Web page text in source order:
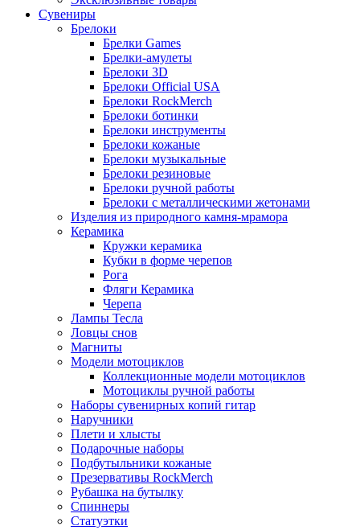
Сувениры
Брелоки
Брелки Games
Брелки-амулеты
Брелоки 3D
Брелоки Official USA
Брелоки RockMerch
Брелоки ботинки
Брелоки инструменты
Брелоки кожаные
Брелоки музыкальные
Брелоки резиновые
Брелоки ручной работы
Брелоки с металлическими жетонами
Изделия из природного камня-мрамора
Керамика
Кружки керамика
Кубки в форме черепов
Рога
Фляги Керамика
Черепа
Лампы Тесла
Ловцы снов
Магниты
Модели мотоциклов
Коллекционные модели мотоциклов
Мотоциклы ручной работы
Наборы сувенирных копий гитар
Наручники
Плети и хлысты
Подарочные наборы
Подбутыльники кожаные
Презервативы RockMerch
Рубашка на бутылку
Спиннеры
Статуэтки